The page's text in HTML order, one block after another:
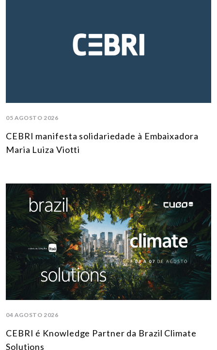
05 AGOSTO 2026
CEBRI manifesta solidariedade à Embaixadora
Maria Luiza Viotti
04 AGOSTO 2026
CEBRI é Knowledge Partner da Brazil Climate
Solutions